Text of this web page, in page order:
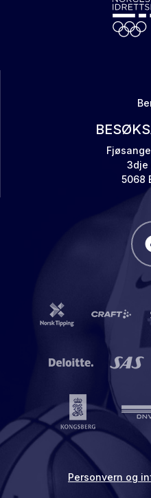
3dje
5068
Personvern og